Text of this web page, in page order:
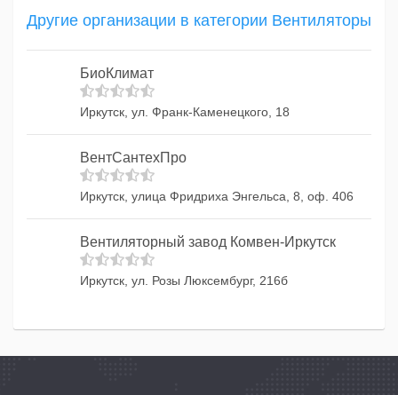
Другие организации в категории Вентиляторы
БиоКлимат
Иркутск, ул. Франк-Каменецкого, 18
ВентСантехПро
Иркутск, улица Фридриха Энгельса, 8, оф. 406
Вентиляторный завод Комвен-Иркутск
Иркутск, ул. Розы Люксембург, 216б